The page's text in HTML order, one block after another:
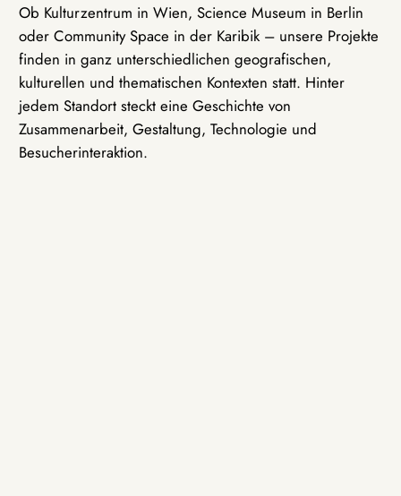
Ob Kulturzentrum in Wien, Science Museum in Berlin
oder Community Space in der Karibik – unsere Projekte
finden in ganz unterschiedlichen geografischen,
kulturellen und thematischen Kontexten statt. Hinter
jedem Standort steckt eine Geschichte von
Zusammenarbeit, Gestaltung, Technologie und
Besucherinteraktion.